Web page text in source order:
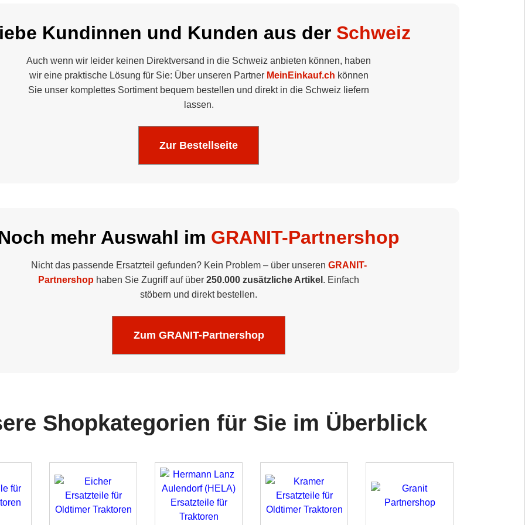
Kundinnen und Kunden aus der Schweiz
Auch wenn wir leider keinen Direktversand in die Schweiz anbieten können, haben
wir eine praktische Lösung für Sie: Über unseren Partner MeinEinkauf.ch können
Sie unser komplettes Sortiment bequem bestellen und direkt in die Schweiz liefern
lassen.
Zur Bestellseite
mehr Auswahl im GRANIT-Partnershop
Nicht das passende Ersatzteil gefunden? Kein Problem – über unseren GRANIT-
Partnershop haben Sie Zugriff auf über 250.000 zusätzliche Artikel . Einfach
stöbern und direkt bestellen.
Zum GRANIT-Partnershop
Shopkategorien für Sie im Überblick